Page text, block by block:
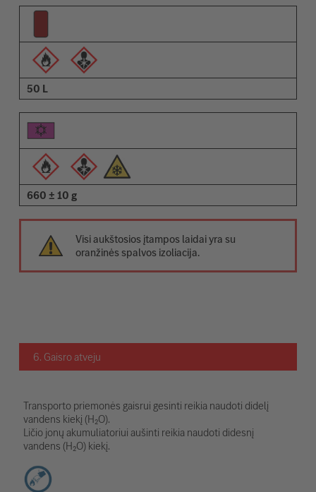
50 L
660 ± 10 g
Visi aukštosios įtampos laidai yra su
oranžinės spalvos izoliacija.
6. Gaisro atveju
Transporto priemonės gaisrui gesinti reikia naudoti didelį
vandens kiekį (H₂O).
Ličio jonų akumuliatoriui aušinti reikia naudoti didesnį
vandens (H₂O) kiekį.